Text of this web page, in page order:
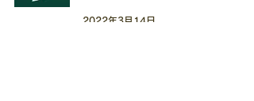
2022年3月14日